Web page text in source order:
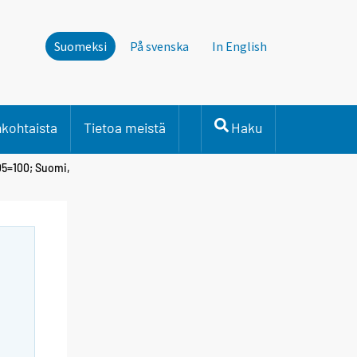
Suomeksi På svenska In English
Tietoa meistä Haku
Suomi,